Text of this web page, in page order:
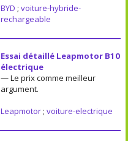
BYD ; voiture-hybride-
rechargeable
Essai détaillé Leapmotor B10
électrique
— Le prix comme meilleur
argument.
Leapmotor; voiture-electrique